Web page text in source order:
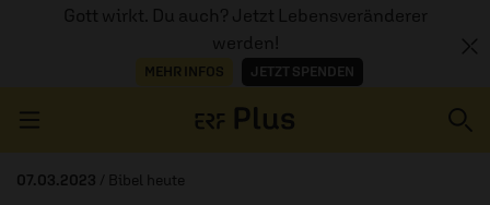
Gott wirkt. Du auch? Jetzt Lebensveränderer
werden!
MEHR INFOS JETZT SPENDEN
07.03.2023 / Bibel heute